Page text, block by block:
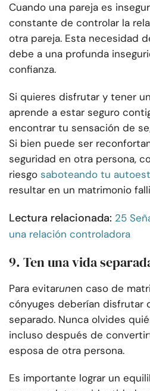
Cuando una pareja es
constante de controlar la
otra pareja. Esta necesidad
debe a una profunda
confianza.
Si quieres disfrutar y tener
aprende a estar seguro
encontrar tu sensación de
Si bien puede ser
seguridad en otra persona,
riesgo saboteando tu
resultar en un matrimonio
Lectura relacionada: 25
una relación controladora
9. Ten una vida
Para evitarunen caso de
cónyuges deberían disfrutar
separado. Nunca olvides
incluso después de
esposa de otra persona.
Es importante lograr un